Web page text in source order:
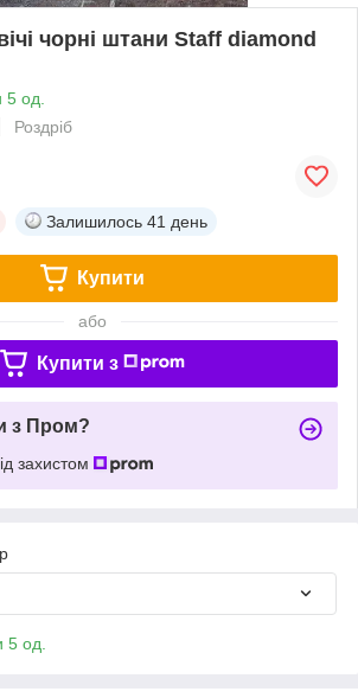
чорні штани Staff diamond
5 од.
Роздріб
Залишилось 41 день
Купити
або
Купити з
з Пром?
захистом
5 од.